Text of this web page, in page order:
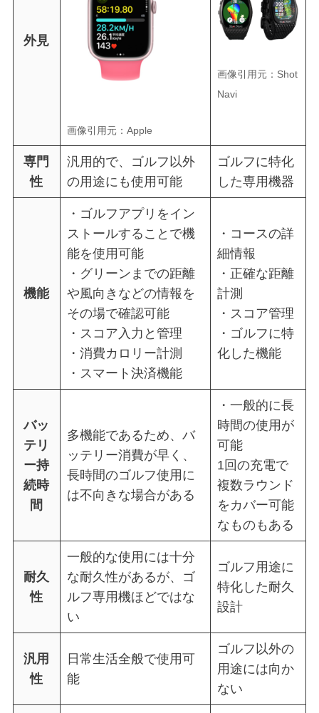
外見
画像引用元：Apple
画像引用元：Shot
Navi
専門
性
汎用的で、ゴルフ以外
の用途にも使用可能
ゴルフに特化
した専用機器
機能
・ゴルフアプリをイン
ストールすることで機
能を使用可能
・グリーンまでの距離
や風向きなどの情報を
その場で確認可能
・スコア入力と管理
・消費カロリー計測
・スマート決済機能
・コースの詳
細情報
・正確な距離
計測
・スコア管理
・ゴルフに特
化した機能
バッ
テリ
ー持
続時
間
多機能であるため、バ
ッテリー消費が早く、
長時間のゴルフ使用に
は不向きな場合がある
・一般的に長
時間の使用が
可能
1回の充電で
複数ラウンド
をカバー可能
なものもある
耐久
性
一般的な使用には十分
な耐久性があるが、ゴ
ルフ専用機ほどではな
い
ゴルフ用途に
特化した耐久
設計
汎用
性
日常生活全般で使用可
能
ゴルフ以外の
用途には向か
ない